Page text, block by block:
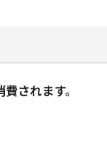
されます。